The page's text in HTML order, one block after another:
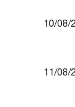
10/08/
11/08/